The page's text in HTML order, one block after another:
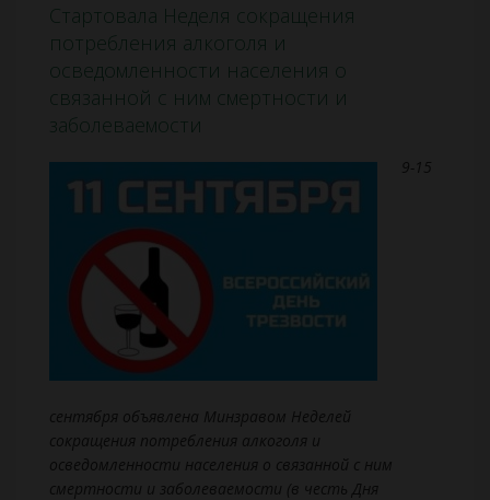
Стартовала Неделя сокращения
потребления алкоголя и
осведомленности населения о
связанной с ним смертности и
заболеваемости
9-15
сентября объявлена Минзравом Неделей
сокращения потребления алкоголя и
осведомленности населения о связанной с ним
смертности и заболеваемости (в честь Дня